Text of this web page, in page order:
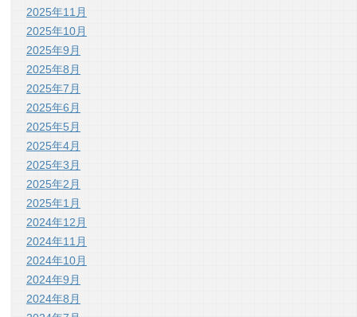
2025年11月
2025年10月
2025年9月
2025年8月
2025年7月
2025年6月
2025年5月
2025年4月
2025年3月
2025年2月
2025年1月
2024年12月
2024年11月
2024年10月
2024年9月
2024年8月